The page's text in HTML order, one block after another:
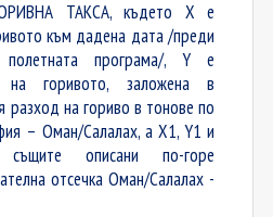
ТАКСА, където X е
към дадена дата /преди
програма/, Y е
на горивото, заложена в
разход на гориво в тонове по
– Оман/Салалах, а X1, Y1 и
същите описани по-горе
отсечка Оман/Салалах -